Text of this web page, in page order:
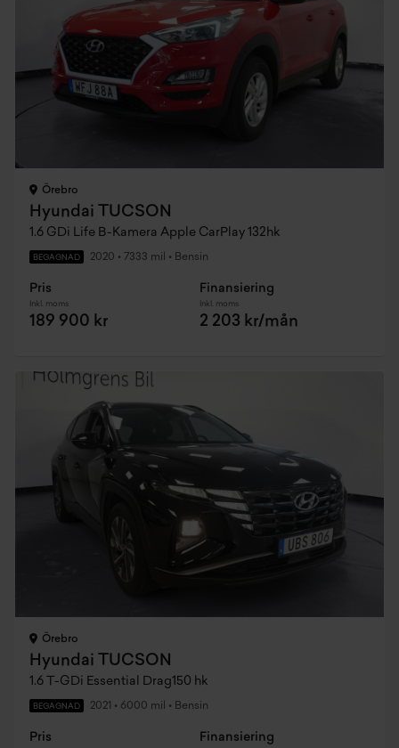
Örebro
Hyundai TUCSON
1.6 GDi Life B-Kamera Apple CarPlay 132hk
BEGAGNAD 2020 • 7333 mil • Bensin
Pris
Inkl. moms
189 900 kr
Finansiering
Inkl. moms
2 203 kr/mån
Örebro
Hyundai TUCSON
1.6 T-GDi Essential Drag150 hk
BEGAGNAD 2021 • 6000 mil • Bensin
Pris Finansiering